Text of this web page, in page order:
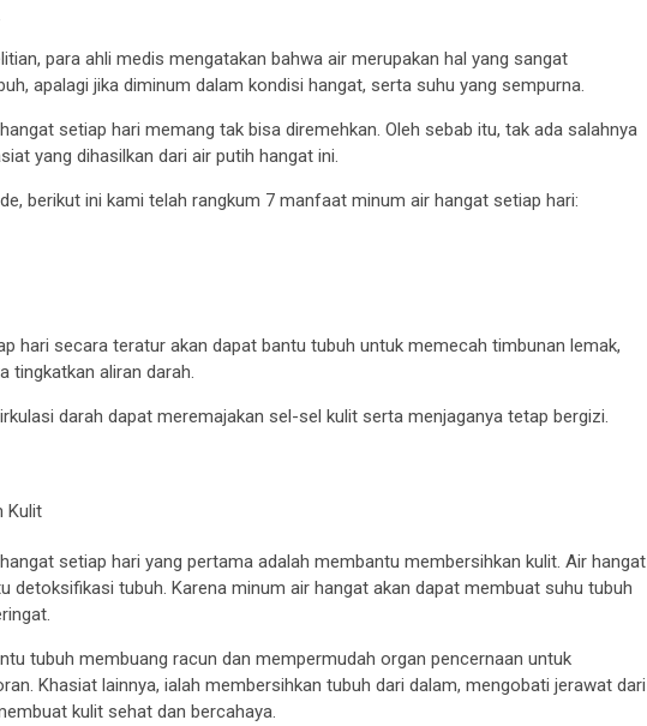
para ahli medis mengatakan bahwa air merupakan hal yang sangat
apalagi jika diminum dalam kondisi hangat, serta suhu yang sempurna.
setiap hari memang tak bisa diremehkan. Oleh sebab itu, tak ada salahnya
yang dihasilkan dari air putih hangat ini.
berikut ini kami telah rangkum 7 manfaat minum air hangat setiap hari:
hari secara teratur akan dapat bantu tubuh untuk memecah timbunan lemak,
tingkatkan aliran darah.
darah dapat meremajakan sel-sel kulit serta menjaganya tetap bergizi.
Kulit
setiap hari yang pertama adalah membantu membersihkan kulit. Air hangat
detoksifikasi tubuh. Karena minum air hangat akan dapat membuat suhu tubuh
tubuh membuang racun dan mempermudah organ pencernaan untuk
Khasiat lainnya, ialah membersihkan tubuh dari dalam, mengobati jerawat dari
kulit sehat dan bercahaya.